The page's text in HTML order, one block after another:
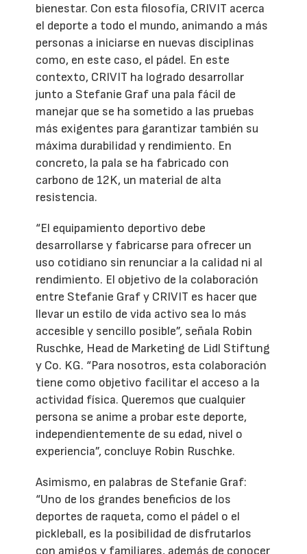
bienestar. Con esta filosofía, CRIVIT acerca
el deporte a todo el mundo, animando a más
personas a iniciarse en nuevas disciplinas
como, en este caso, el pádel. En este
contexto, CRIVIT ha logrado desarrollar
junto a Stefanie Graf una pala fácil de
manejar que se ha sometido a las pruebas
más exigentes para garantizar también su
máxima durabilidad y rendimiento. En
concreto, la pala se ha fabricado con
carbono de 12K, un material de alta
resistencia.
“El equipamiento deportivo debe
desarrollarse y fabricarse para ofrecer un
uso cotidiano sin renunciar a la calidad ni al
rendimiento. El objetivo de la colaboración
entre Stefanie Graf y CRIVIT es hacer que
llevar un estilo de vida activo sea lo más
accesible y sencillo posible”, señala Robin
Ruschke, Head de Marketing de Lidl Stiftung
y Co. KG. “Para nosotros, esta colaboración
tiene como objetivo facilitar el acceso a la
actividad física. Queremos que cualquier
persona se anime a probar este deporte,
independientemente de su edad, nivel o
experiencia”, concluye Robin Ruschke.
Asimismo, en palabras de Stefanie Graf:
“Uno de los grandes beneficios de los
deportes de raqueta, como el pádel o el
pickleball, es la posibilidad de disfrutarlos
con amigos y familiares, además de conocer